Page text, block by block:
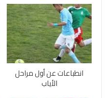
انطباعات عن أول مراحل
الأياب